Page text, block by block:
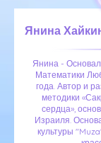
Янина
Янина -
Математики
года. Автор и
методики
сердца»,
Израиля.
культуры